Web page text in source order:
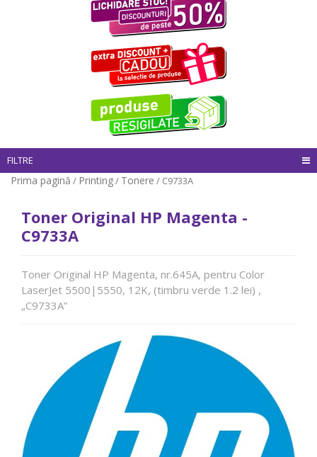
FILTRE
Prima pagină / Printing/ Tonere / C9733A
Toner Original HP Magenta -
C9733A
Toner Original HP Magenta, nr.645A, pentru Color
LaserJet 5500|5550, 12K, (timbru verde 1.2 lei) ,
„C9733A”